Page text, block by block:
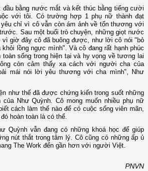
đầu bằng nước mắt và kết thúc bằng tiếng cười
với tôi. Có trường hợp 1 phụ nữ thành đạt
chỉ vì cô vẫn còn ám ảnh về tổn thương với
Sau một buổi trò chuyện, những giọt nước
vì giờ đây cô đã buông được, như lời cô nói "bỏ
lồng ngực mình". Và cô đang rất hạnh phúc
sống trong hiện tại và hy vọng về tương lai
còn cảm thấy xa cách với người cha của
mái nói lời yêu thương với cha mình", Như
như thế đã được chứng kiến trong suốt những
của Như Quỳnh. Cô mong muốn nhiều phụ nữ
cách làm thế nào để có cuộc sống viên mãn,
hoàn toàn là có thể.
Quỳnh vẫn đang có những khoá học để giúp
nút thắt trong tâm lý. Cô cũng có những ấp ủ
The Work đến gần hơn với người Việt.
PNVN